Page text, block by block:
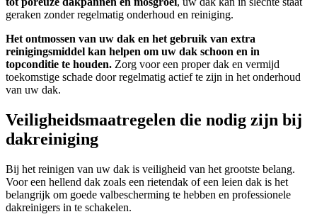
geraken zonder regelmatig onderhoud en reiniging.
Het ontmossen van uw dak en het gebruik van extra
reinigingsmiddel kan helpen om uw dak schoon en in
topconditie te houden. Zorg voor een proper dak en vermijd
toekomstige schade door regelmatig actief te zijn in het onderhoud
van uw dak.
Veiligheidsmaatregelen die nodig zijn bij
dakreiniging
Bij het reinigen van uw dak is veiligheid van het grootste belang.
Voor een hellend dak zoals een rietendak of een leien dak is het
belangrijk om goede valbescherming te hebben en professionele
dakreinigers in te schakelen.